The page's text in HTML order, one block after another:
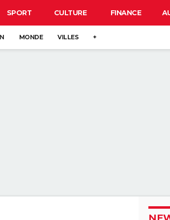
SPORT CULTURE FINANCE
MONDE VILLES +